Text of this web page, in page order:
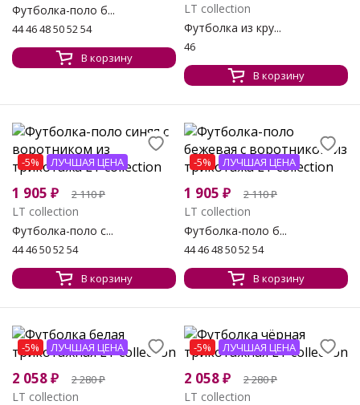
Футболка-поло б...
44 46 48 50 52 54
В корзину
LT collection
Футболка из кру...
46
В корзину
-5% ЛУЧШАЯ ЦЕНА
1 905 ₽ 2 110₽
LT collection
Футболка-поло с...
44 46 50 52 54
В корзину
-5% ЛУЧШАЯ ЦЕНА
1 905 ₽ 2 110₽
LT collection
Футболка-поло б...
44 46 48 50 52 54
В корзину
-5% ЛУЧШАЯ ЦЕНА
2 058₽ 2 280₽
LT collection
-5% ЛУЧШАЯ ЦЕНА
2 058₽ 2 280₽
LT collection